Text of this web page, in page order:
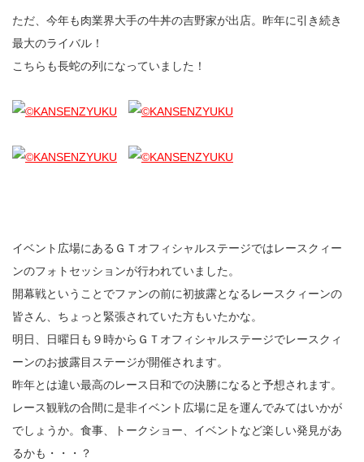
ただ、今年も肉業界大手の牛丼の吉野家が出店。昨年に引き続き
最大のライバル！
こちらも長蛇の列になっていました！
イベント広場にあるＧＴオフィシャルステージではレースクィー
ンのフォトセッションが行われていました。
開幕戦ということでファンの前に初披露となるレースクィーンの
皆さん、ちょっと緊張されていた方もいたかな。
明日、日曜日も９時からＧＴオフィシャルステージでレースクィ
ーンのお披露目ステージが開催されます。
昨年とは違い最高のレース日和での決勝になると予想されます。
レース観戦の合間に是非イベント広場に足を運んでみてはいかが
でしょうか。食事、トークショー、イベントなど楽しい発見があ
るかも・・・？